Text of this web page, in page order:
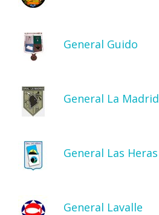
General Guido
General La Madrid
General Las Heras
General Lavalle